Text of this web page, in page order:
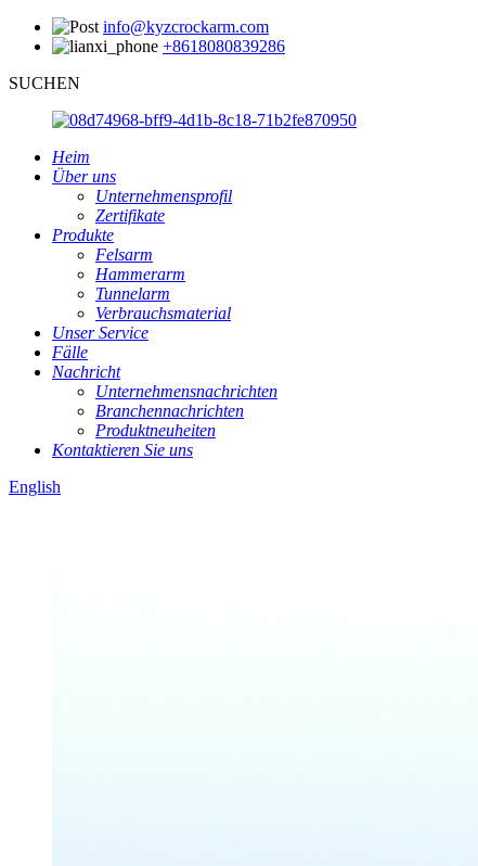
info@kyzcrockarm.com
+8618080839286
SUCHEN
Heim
Über uns
Unternehmensprofil
Zertifikate
Produkte
Felsarm
Hammerarm
Tunnelarm
Verbrauchsmaterial
Unser Service
Fälle
Nachricht
Unternehmensnachrichten
Branchennachrichten
Produktneuheiten
Kontaktieren Sie uns
English